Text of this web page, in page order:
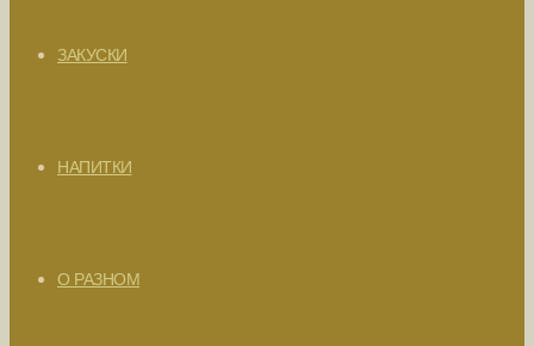
ЗАКУСКИ
НАПИТКИ
О РАЗНОМ